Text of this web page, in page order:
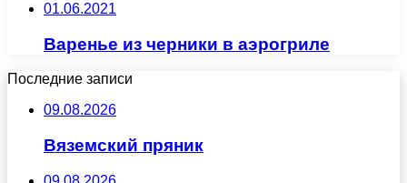
01.06.2021
Варенье из черники в аэрогриле
Последние записи
09.08.2026
Вяземский пряник